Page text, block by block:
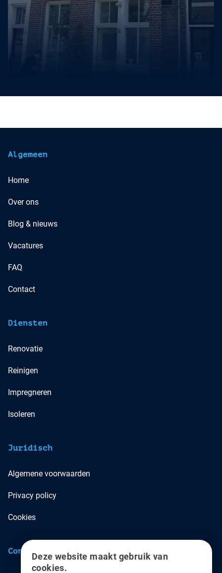
Algemeen
Home
Over ons
Blog & nieuws
Vacatures
FAQ
Contact
Diensten
Renovatie
Reinigen
Impregneren
Isoleren
Juridisch
Algemene voorwaarden
Privacy policy
Cookies
ContactDeze website maakt gebruik van
cookies.